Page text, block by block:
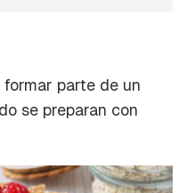
parte de un
se preparan con